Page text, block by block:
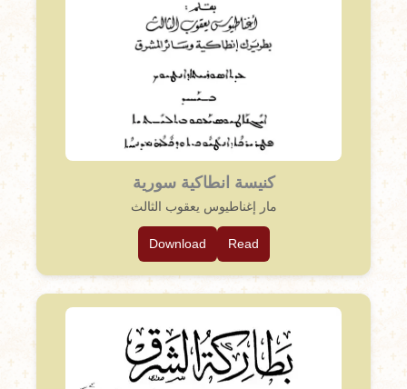
كنيسة انطاكية سورية
مار إغناطيوس يعقوب الثالث
Read
Download